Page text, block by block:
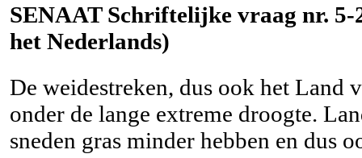
SENAAT Schriftelijke vraag nr. 5-
het Nederlands)
De weidestreken, dus ook het Land
onder de lange extreme droogte.
sneden gras minder hebben en dus